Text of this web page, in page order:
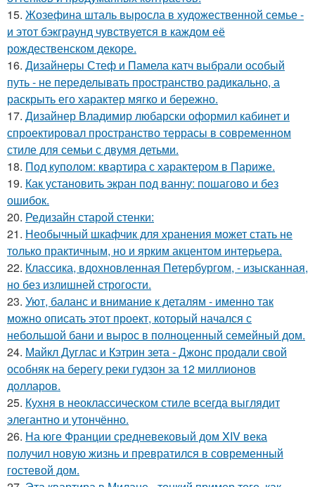
15. Жозефина шталь выросла в художественной семье -
и этот бэкграунд чувствуется в каждом её
рождественском декоре.
16. Дизайнеры Стеф и Памела катч выбрали особый
путь - не переделывать пространство радикально, а
раскрыть его характер мягко и бережно.
17. Дизайнер Владимир любарски оформил кабинет и
спроектировал пространство террасы в современном
стиле для семьи с двумя детьми.
18. Под куполом: квартира с характером в Париже.
19. Как установить экран под ванну: пошагово и без
ошибок.
20. Редизайн старой стенки:
21. Необычный шкафчик для хранения может стать не
только практичным, но и ярким акцентом интерьера.
22. Классика, вдохновленная Петербургом, - изысканная,
но без излишней строгости.
23. Уют, баланс и внимание к деталям - именно так
можно описать этот проект, который начался с
небольшой бани и вырос в полноценный семейный дом.
24. Майкл Дуглас и Кэтрин зета - Джонс продали свой
особняк на берегу реки гудзон за 12 миллионов
долларов.
25. Кухня в неоклассическом стиле всегда выглядит
элегантно и утончённо.
26. На юге Франции средневековый дом XIV века
получил новую жизнь и превратился в современный
гостевой дом.